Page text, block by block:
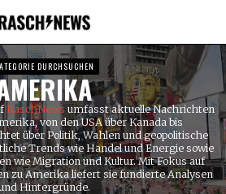
DURCHSUCHEN
RaschNews umfasst aktuelle Nachrichten
von den USA über Kanada bis
über Politik, Wahlen und geopolitische
Trends wie Handel und Energie sowie
wie Migration und Kultur. Mit Fokus auf
zu Amerika liefert sie fundierte Analysen
Hintergründe.